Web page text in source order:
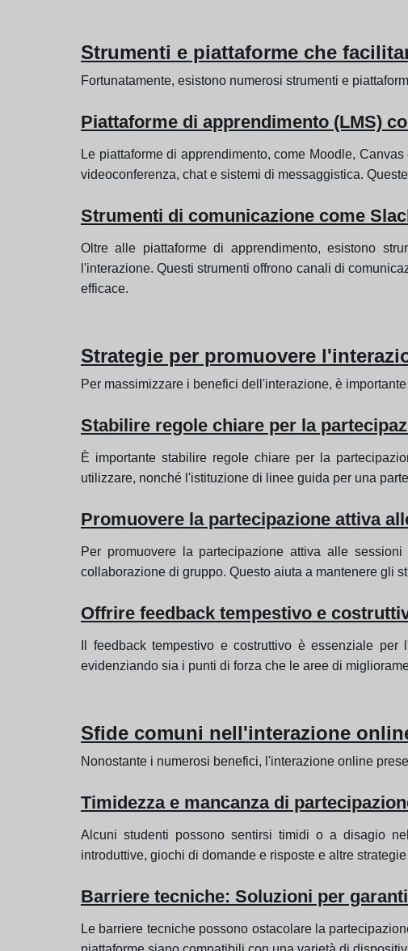
Strumenti e piattaforme che
Fortunatamente, esistono numerosi strumenti e
Piattaforme di apprendimento (LMS)
Le piattaforme di apprendimento, come Moodle,
videoconferenza, chat e sistemi di messaggistica.
Strumenti di comunicazione come
Oltre alle piattaforme di apprendimento, esistono
l'interazione. Questi strumenti offrono canali di
efficace.
Strategie per promuovere
Per massimizzare i benefici dell'interazione, è
Stabilire regole chiare per la
È importante stabilire regole chiare per la
utilizzare, nonché l'istituzione di linee guida per una
Promuovere la partecipazione attiva
Per promuovere la partecipazione attiva alle
collaborazione di gruppo. Questo aiuta a mantenere gli
Offrire feedback tempestivo e
Il feedback tempestivo e costruttivo è essenziale
evidenziando sia i punti di forza che le aree di
Sfide comuni nell'interazione
Nonostante i numerosi benefici, l'interazione online
Timidezza e mancanza di
Alcuni studenti possono sentirsi timidi o a disagio
introduttive, giochi di domande e risposte e altre
Barriere tecniche: Soluzioni per
Le barriere tecniche possono ostacolare la